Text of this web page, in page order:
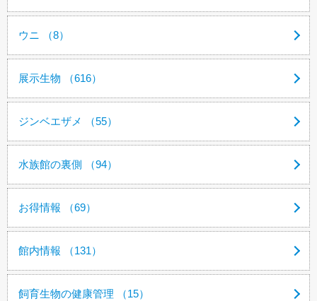
ウニ （8）
展示生物 （616）
ジンベエザメ （55）
水族館の裏側 （94）
お得情報 （69）
館内情報 （131）
飼育生物の健康管理 （15）